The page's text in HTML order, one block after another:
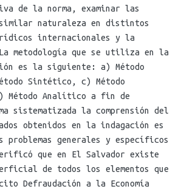
de la norma, examinar las
naturaleza en distintos
internacionales y la
metodología que se utiliza en la
es la siguiente: a) Método
Sintético, c) Método
Método Analítico a fin de
sistematizada la comprensión del
obtenidos en la indagación es
generales y específicos
que en El Salvador existe
de todos los elementos que
Defraudación a la Economía